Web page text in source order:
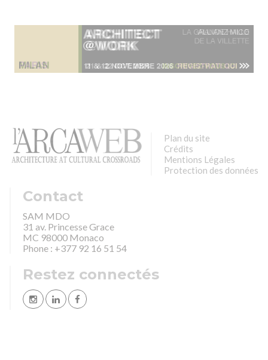
Plan du site
Crédits
Mentions Légales
Protection des données
Contact
SAM MDO
31 av. Princesse Grace
MC 98000 Monaco
Phone : +377 92 16 51 54
Restez connectés